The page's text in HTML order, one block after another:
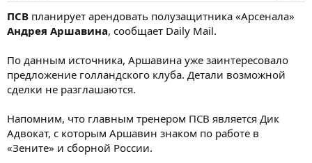
ПСВ планирует арендовать полузащитника «Арсенала»
Андрея Аршавина, сообщает Daily Mail.
По данным источника, Аршавина уже заинтересовало
предложение голландского клуба. Детали возможной
сделки не разглашаются.
Напомним, что главным тренером ПСВ является Дик
Адвокат, с которым Аршавин знаком по работе в
«Зените» и сборной России.